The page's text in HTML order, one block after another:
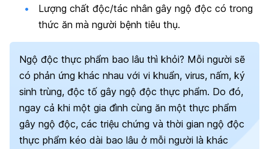
Lượng chất độc/tác nhân gây ngộ độc có trong
thức ăn mà người bệnh tiêu thụ.
Ngộ độc thực phẩm bao lâu thì khỏi? Mỗi người sẽ
có phản ứng khác nhau với vi khuẩn, virus, nấm, ký
sinh trùng, độc tố gây ngộ độc thực phẩm. Do đó,
ngay cả khi một gia đình cùng ăn một thực phẩm
gây ngộ độc, các triệu chứng và thời gian ngộ độc
thực phẩm kéo dài bao lâu ở mỗi người là khác